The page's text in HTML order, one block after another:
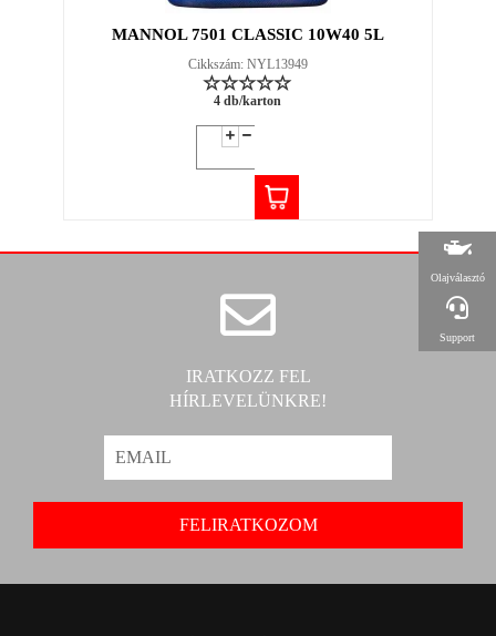
MANNOL 7501 CLASSIC 10W40 5L
Cikkszám: NYL13949
4 db/karton
IRATKOZZ FEL
HÍRLEVELÜNKRE!
Olajválasztó
Support